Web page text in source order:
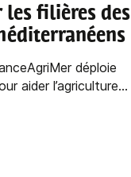
les filières des
déploie
aider l’agriculture...